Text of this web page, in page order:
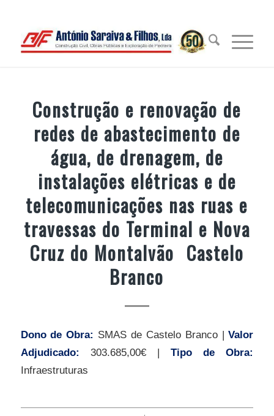
Construção e renovação de
redes de abastecimento de
água, de drenagem, de
instalações elétricas e de
telecomunicações nas ruas e
travessas do Terminal e Nova
Cruz do Montalvão  Castelo
Branco
Dono de Obra: SMAS de Castelo Branco |Valor
Adjudicado: 303.685,00€ |Tipo de Obra:
Infraestruturas